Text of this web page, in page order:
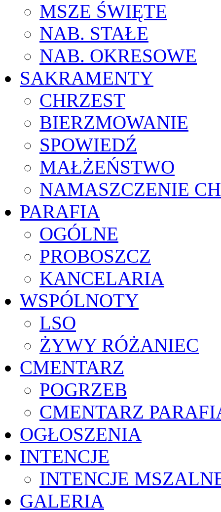
MSZE ŚWIĘTE
NAB. STAŁE
NAB. OKRESOWE
SAKRAMENTY
CHRZEST
BIERZMOWANIE
SPOWIEDŹ
MAŁŻEŃSTWO
NAMASZCZENIE
PARAFIA
OGÓLNE
PROBOSZCZ
KANCELARIA
WSPÓLNOTY
LSO
ŻYWY RÓŻANIEC
CMENTARZ
POGRZEB
CMENTARZ
OGŁOSZENIA
INTENCJE
INTENCJE
GALERIA